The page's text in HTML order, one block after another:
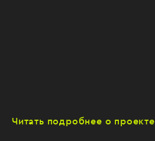
Читать подробнее о проекте